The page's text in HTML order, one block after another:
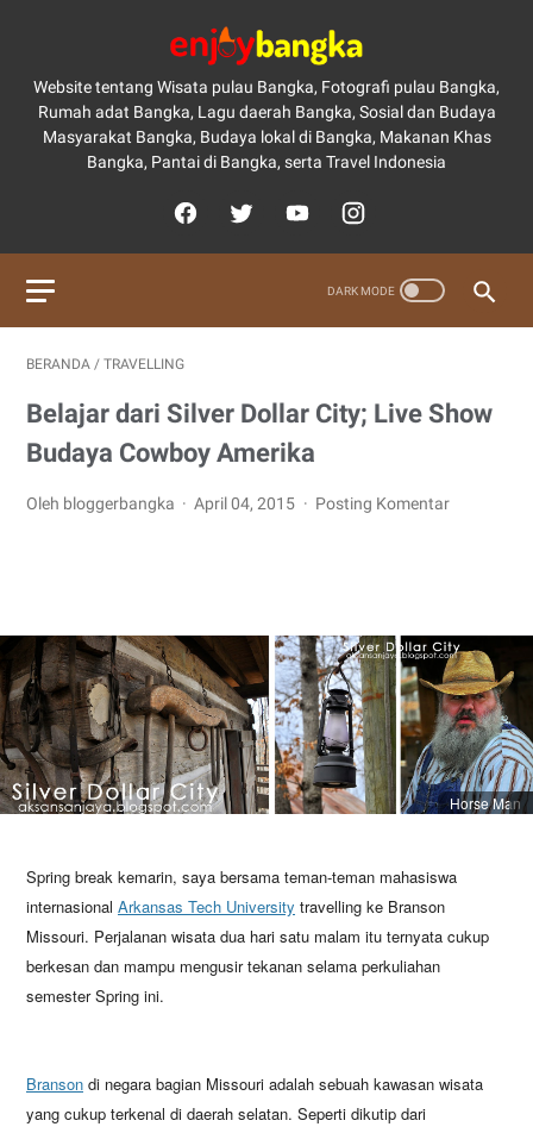
Website tentang Wisata pulau Bangka, Fotografi pulau Bangka,
Rumah adat Bangka, Lagu daerah Bangka, Sosial dan Budaya
Masyarakat Bangka, Budaya lokal di Bangka, Makanan Khas
Bangka, Pantai di Bangka, serta Travel Indonesia
BERANDA / TRAVELLING
Belajar dari Silver Dollar City; Live Show
Budaya Cowboy Amerika
Oleh bloggerbangka April 04, 2015 Posting Komentar
Horse Man
Spring break kemarin, saya bersama teman-teman mahasiswa
internasional Arkansas Tech University travelling ke Branson
Missouri. Perjalanan wisata dua hari satu malam itu ternyata cukup
berkesan dan mampu mengusir tekanan selama perkuliahan
semester Spring ini.
Branson di negara bagian Missouri adalah sebuah kawasan wisata
yang cukup terkenal di daerah selatan. Seperti dikutip dari